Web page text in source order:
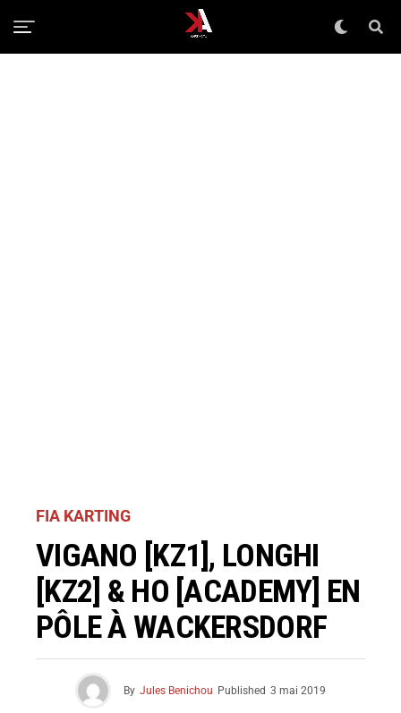
FIA KARTING
VIGANO [KZ1], LONGHI
[KZ2] & HO [ACADEMY] EN
PÔLE À WACKERSDORF
By Jules Benichou Published 3 mai 2019